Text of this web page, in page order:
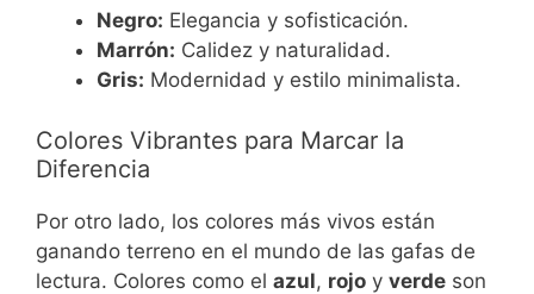
Negro: Elegancia y sofisticación.
Marrón: Calidez y naturalidad.
Gris: Modernidad y estilo minimalista.
Colores Vibrantes para Marcar la
Diferencia
Por otro lado, los colores más vivos están
ganando terreno en el mundo de las gafas de
lectura. Colores como el azul, rojo y verde son